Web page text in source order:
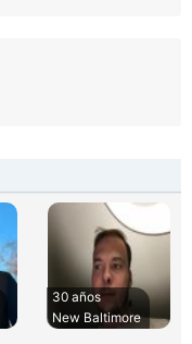
30 años
New Baltimore